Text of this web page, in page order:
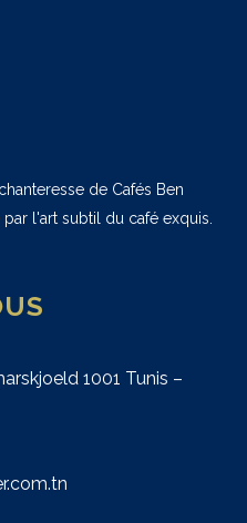
de Cafés Ben
l'art subtil du café exquis.
1001 Tunis –